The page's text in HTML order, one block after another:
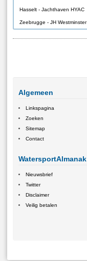
Hasselt - Jachthaven HYAC
Zeebrugge - JH Westminster
Algemeen
Linkspagina
Zoeken
Sitemap
Contact
WatersportAlmanak
Nieuwsbrief
Twitter
Disclaimer
Veilig betalen